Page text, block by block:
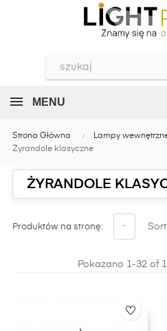
MENU
Strona Główna Lampy
Żyrandole klasyczne
ŻYRANDOLE
Produktów na stronę: -
Pokazano 1-32 of